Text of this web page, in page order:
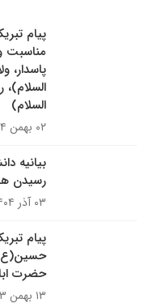
پیام
مناسبت
پاسدار،
السلام)
۰۲ بهمن ۱۴۰۴
بیانیه
رسیدن
۰۳ آذر ۱۴۰۴
پیام
حسین(ع)
حضرت
۱۳ بهمن ۱۴۰۳